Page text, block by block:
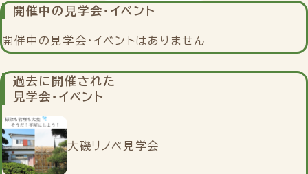
開催中の 見学会・イベント
開催中の見学会・イベントはありません
過去に開催された
見学会・イベント
大磯リノベ見学会